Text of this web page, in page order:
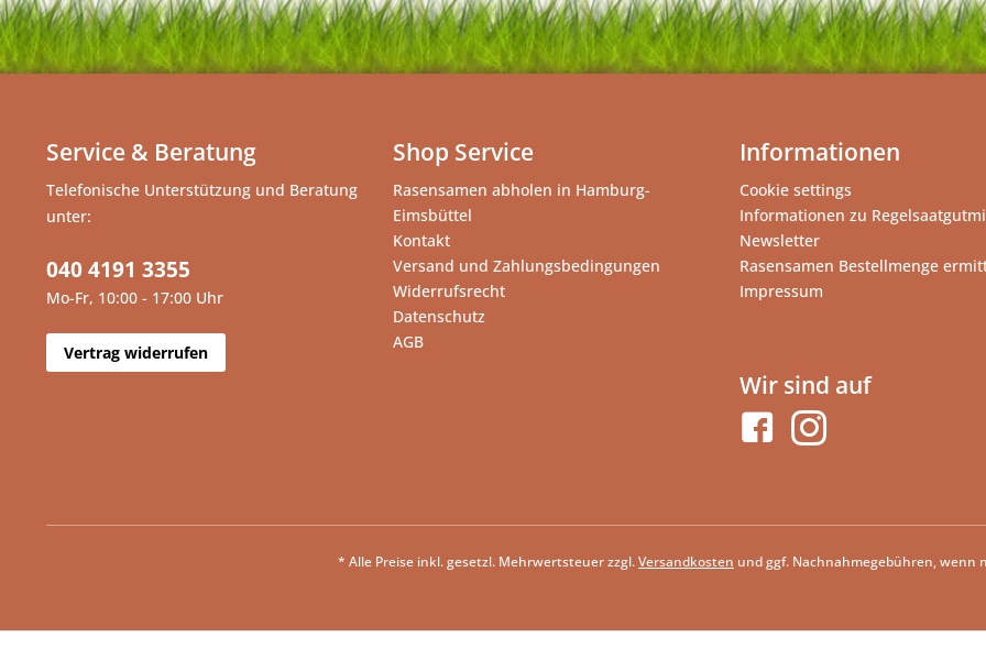
Service & Beratung
Telefonische Unterstützung und Beratung
unter:
040 4191 3355
Mo-Fr, 10:00 - 17:00 Uhr
Vertrag widerrufen
Shop Service
Rasensamen abholen in Hamburg-
Eimsbüttel
Kontakt
Versand und Zahlungsbedingungen
Widerrufsrecht
Datenschutz
AGB
Informationen
Cookie settings
Informationen zu
Newsletter
Rasensamen Bestellmenge
Impressum
Wir sind auf
* Alle Preise inkl. gesetzl. Mehrwertsteuer zzgl.Versandkosten und ggf. Nachnahmegebühren, wenn